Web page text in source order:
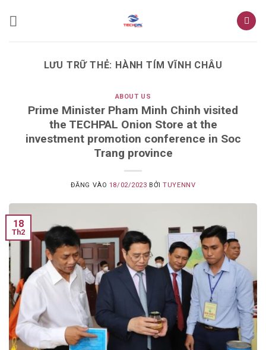
LƯU TRỮ THẺ: HÀNH TÍM VĨNH CHÂU
ABOUT US
Prime Minister Pham Minh Chinh visited
the TECHPAL Onion Store at the
investment promotion conference in Soc
Trang province
ĐĂNG VÀO 18/02/2023 BỞITUYENNV
18
Th2